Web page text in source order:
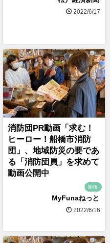
2022/6/17
消防団PR動画「求む！
ヒーロー！船橋市消防
団」、地域防災の要であ
る「消防団員」を求めて
動画公開中
船橋
MyFunaねっと
2022/6/16